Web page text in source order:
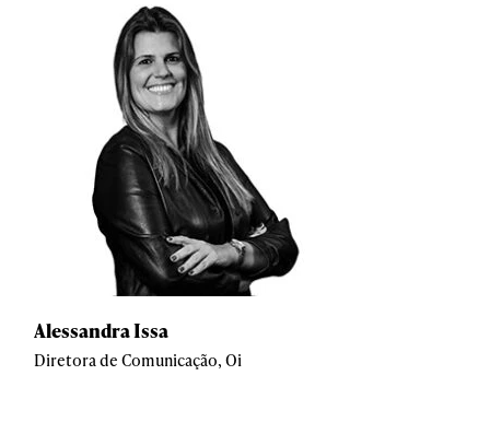
Alessandra Issa
Diretora de Comunicação, Oi